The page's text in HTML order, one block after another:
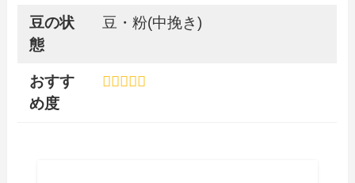
豆の状
態
豆・粉(中挽き)
おすす
め度